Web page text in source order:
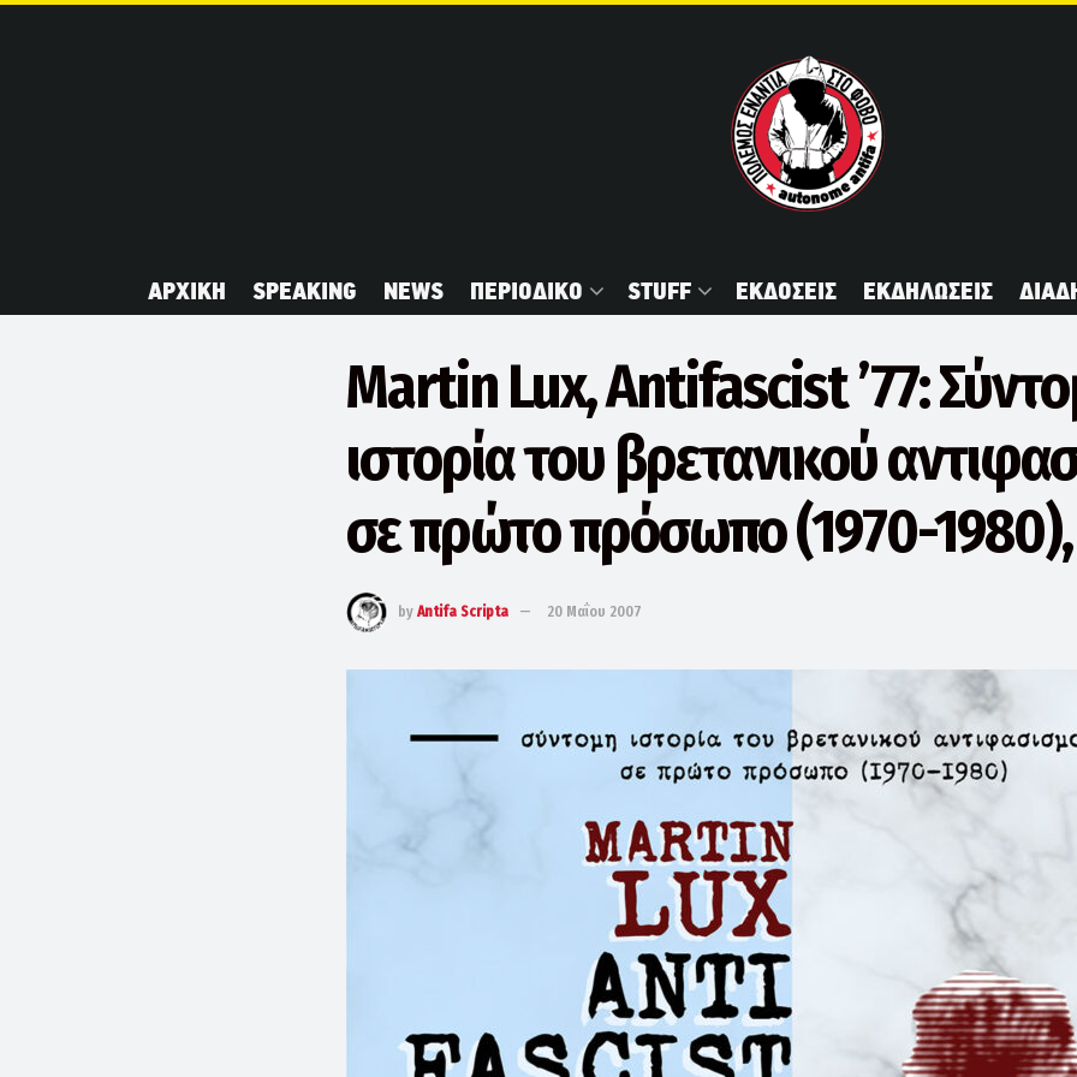
ΑΡΧΙΚΗ SPEAKING NEWS ΠΕΡΙΟΔΙΚΟ STUFF ΕΚΔΟΣΕΙΣ ΕΚΔΗΛΩΣΕΙΣ
Martin Lux, Antifascist ’77:
ιστορία του βρετανικού
σε πρώτο πρόσωπο (1970-
by Antifa Scripta 20 Μαΐου 2007